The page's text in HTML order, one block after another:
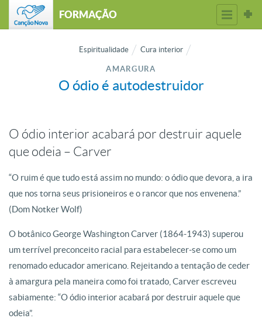
FORMAÇÃO
Espiritualidade Cura interior
AMARGURA
O ódio é autodestruidor
O ódio interior acabará por destruir aquele
que odeia – Carver
“O ruim é que tudo está assim no mundo: o ódio que devora, a ira
que nos torna seus prisioneiros e o rancor que nos envenena.”
(Dom Notker Wolf)
O botânico George Washington Carver (1864-1943) superou
um terrível preconceito racial para estabelecer-se como um
renomado educador americano. Rejeitando a tentação de ceder
à amargura pela maneira como foi tratado, Carver escreveu
sabiamente: “O ódio interior acabará por destruir aquele que
odeia”.